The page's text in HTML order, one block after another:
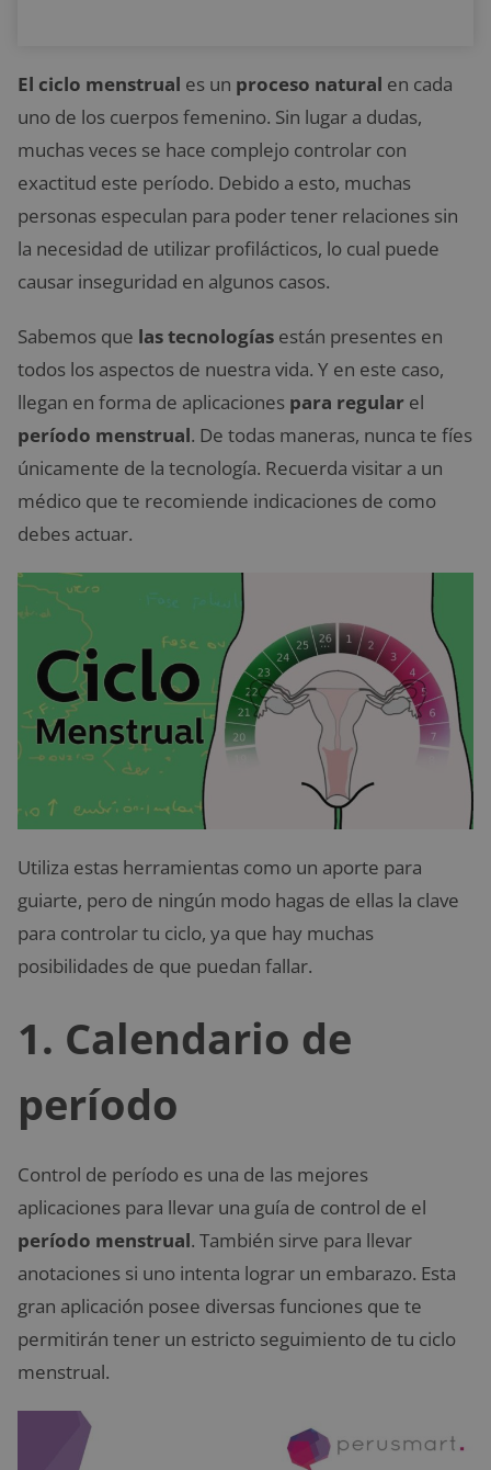
El ciclo menstrual es un proceso natural en cada
uno de los cuerpos femenino. Sin lugar a dudas,
muchas veces se hace complejo controlar con
exactitud este período. Debido a esto, muchas
personas especulan para poder tener relaciones sin
la necesidad de utilizar profilácticos, lo cual puede
causar inseguridad en algunos casos.
Sabemos que las tecnologías están presentes en
todos los aspectos de nuestra vida. Y en este caso,
llegan en forma de aplicaciones para regular el
período menstrual. De todas maneras, nunca te fíes
únicamente de la tecnología. Recuerda visitar a un
médico que te recomiende indicaciones de como
debes actuar.
Utiliza estas herramientas como un aporte para
guiarte, pero de ningún modo hagas de ellas la clave
para controlar tu ciclo, ya que hay muchas
posibilidades de que puedan fallar.
1. Calendario de
período
Control de período es una de las mejores
aplicaciones para llevar una guía de control de el
período menstrual. También sirve para llevar
anotaciones si uno intenta lograr un embarazo. Esta
gran aplicación posee diversas funciones que te
permitirán tener un estricto seguimiento de tu ciclo
menstrual.